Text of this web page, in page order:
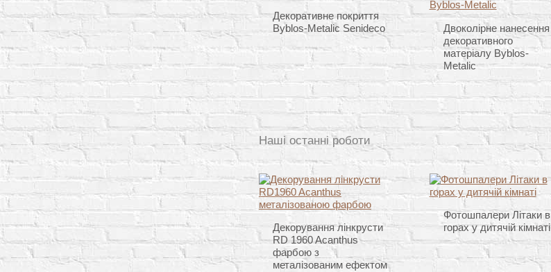
Декоративне покриття
Byblos-Metalic Senideco
Двоколірне нанесення
декоративного
матеріалу Byblos-
Metalic
Наші останні роботи
Декорування лінкрусти
RD 1960 Acanthus
фарбою з
металізованим ефектом
Фотошпалери Літаки в
горах у дитячій кімнаті